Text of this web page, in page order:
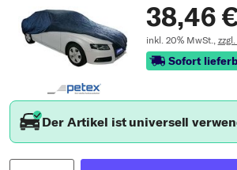
38,46
inkl. 20% MwSt.,
Sofort
Der Artikel ist universell